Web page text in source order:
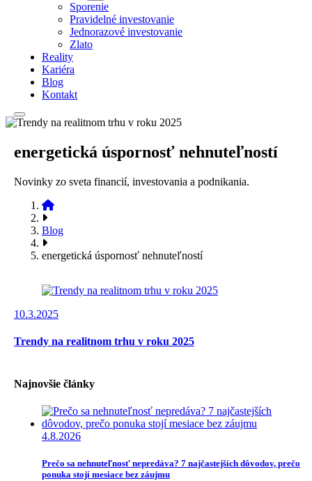
Sporenie
Pravidelné investovanie
Jednorazové investovanie
Zlato
Reality
Kariéra
Blog
Kontakt
energetická úspornosť nehnuteľností
Novinky zo sveta financií, investovania a podnikania.
Blog
energetická úspornosť nehnuteľností
10.3.2025
Trendy na realitnom trhu v roku 2025
Najnovšie články
4.8.2026
Prečo sa nehnuteľnosť nepredáva? 7 najčastejších dôvodov, prečo
ponuka stojí mesiace bez záujmu